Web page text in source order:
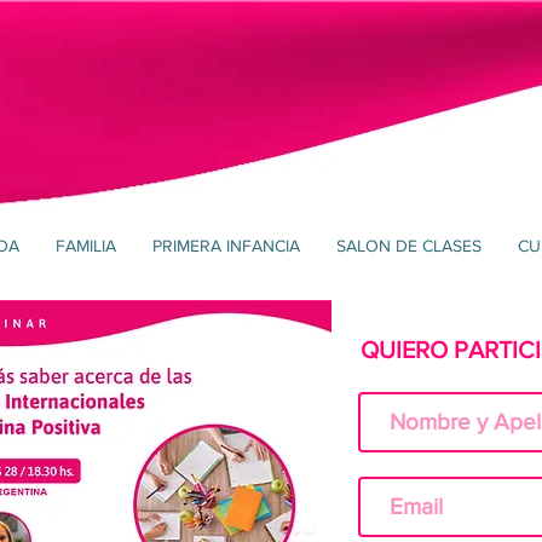
FAMILIA PRIMERA INFANCIA SALON DE CLASES
QUIERO